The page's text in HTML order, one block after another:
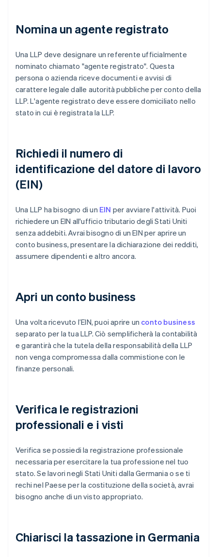
Nomina un agente registrato
Una LLP deve designare un referente ufficialmente
nominato chiamato "agente registrato". Questa
persona o azienda riceve documenti e avvisi di
carattere legale dalle autorità pubbliche per conto della
LLP. L'agente registrato deve essere domiciliato nello
stato in cui è registrata la LLP.
Richiedi il numero di
identificazione del datore di lavoro
(EIN)
Una LLP ha bisogno di un EIN per avviare l'attività. Puoi
richiedere un EIN all'ufficio tributario degli Stati Uniti
senza addebiti. Avrai bisogno di un EIN per aprire un
conto business, presentare la dichiarazione dei redditi,
assumere dipendenti e altro ancora.
Apri un conto business
Una volta ricevuto l’EIN, puoi aprire un conto business
separato per la tua LLP. Ciò semplificherà la contabilità
e garantirà che la tutela della responsabilità della LLP
non venga compromessa dalla commistione con le
finanze personali.
Verifica le registrazioni
professionali e i visti
Verifica se possiedi la registrazione professionale
necessaria per esercitare la tua professione nel tuo
stato. Se lavori negli Stati Uniti dalla Germania o se ti
rechi nel Paese per la costituzione della società, avrai
bisogno anche di un visto appropriato.
Chiarisci la tassazione in Germania